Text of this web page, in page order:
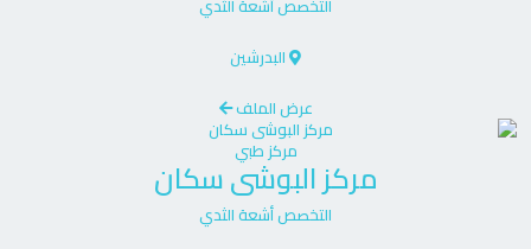
التخصصأشعة الثدي
البدرشين
عرض الملف
مركز طبي
مركزالبوشى سكان
التخصصأشعة الثدي